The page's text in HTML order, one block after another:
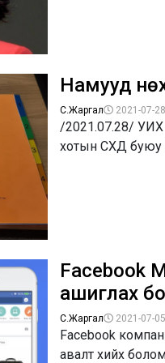
Намууд
С.Жаргал 2021-07-
/2021.07.28/ УИХ
хотын СХД буюу
Facebook
ашиглах
С.Жаргал 2021-07-
Facebook
авалт хийх